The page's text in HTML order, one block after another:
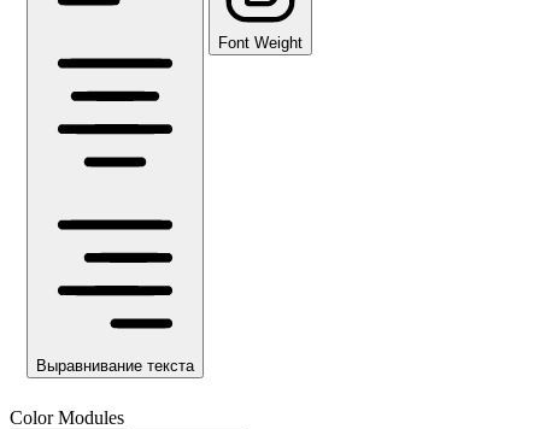
Выравнивание текста
Font Weight
Color Modules